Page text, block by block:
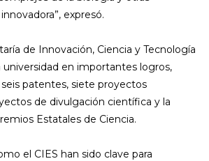
expresó.
de Innovación, Ciencia y Tecnología
universidad en importantes logros,
patentes, siete proyectos
de divulgación científica y la
Estatales de Ciencia.
el CIES han sido clave para